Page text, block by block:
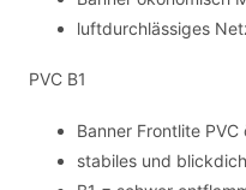
luftdurchlässiges
PVC B1
Banner Frontlite
stabiles und